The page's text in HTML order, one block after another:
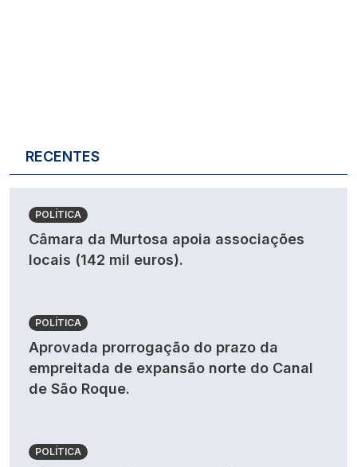
RECENTES
POLÍTICA
Câmara da Murtosa apoia associações
locais (142 mil euros).
POLÍTICA
Aprovada prorrogação do prazo da
empreitada de expansão norte do Canal
de São Roque.
POLÍTICA